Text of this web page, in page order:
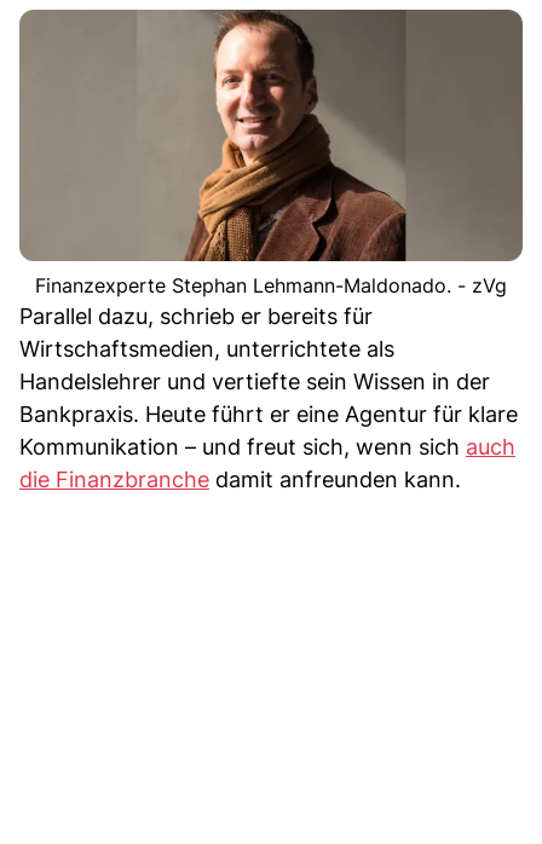
Finanzexperte Stephan Lehmann-Maldonado. - zVg
Parallel dazu, schrieb er bereits für
Wirtschaftsmedien, unterrichtete als
Handelslehrer und vertiefte sein Wissen in der
Bankpraxis. Heute führt er eine Agentur für klare
Kommunikation – und freut sich, wenn sich auch
die Finanzbranche damit anfreunden kann.